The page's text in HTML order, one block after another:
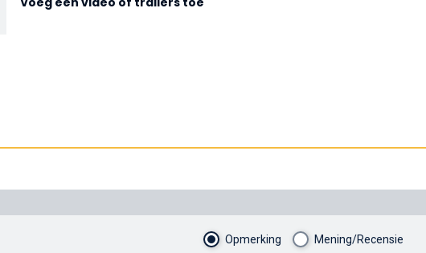
Opmerking Mening/Recensie